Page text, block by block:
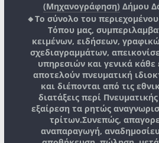
(Μηχανογράφηση) Δήμου
🔸Το σύνολο του
Τόπου μας,
κειμένων, ειδήσεων,
σχεδιαγραμμάτων,
υπηρεσιών και γενικά κάθε
αποτελούν πνευματική
και διέπονται από τις
διατάξεις περί
εξαίρεση τα ρητώς
τρίτων.Συνεπώς,
αναπαραγωγή,